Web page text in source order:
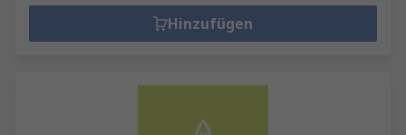
Hinzufügen